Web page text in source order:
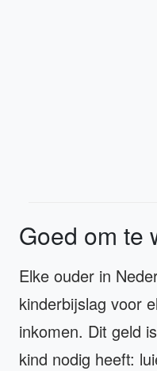
Goed om te
Elke ouder in
kinderbijslag voor
inkomen. Dit geld
kind nodig heeft: